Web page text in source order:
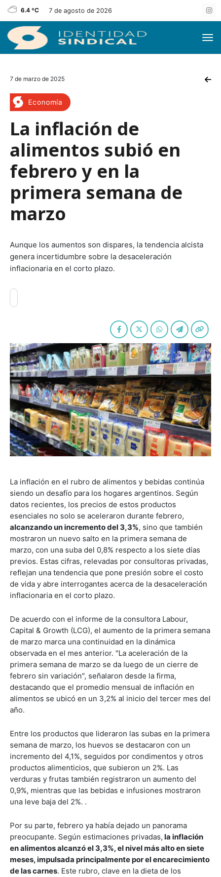
6.4 ºC 7 de agosto de 2026
7 de marzo de 2025
Economía
La inflación de
alimentos subió en
febrero y en la
primera semana de
marzo
Aunque los aumentos son dispares, la tendencia alcista
genera incertidumbre sobre la desaceleración
inflacionaria en el corto plazo.
La inflación en el rubro de alimentos y bebidas continúa
siendo un desafío para los hogares argentinos. Según
datos recientes, los precios de estos productos
esenciales no solo se aceleraron durante febrero,
alcanzando un incremento del 3,3%, sino que también
mostraron un nuevo salto en la primera semana de
marzo, con una suba del 0,8% respecto a los siete días
previos. Estas cifras, relevadas por consultoras privadas,
reflejan una tendencia que pone presión sobre el costo
de vida y abre interrogantes acerca de la desaceleración
inflacionaria en el corto plazo.
De acuerdo con el informe de la consultora Labour,
Capital & Growth (LCG), el aumento de la primera semana
de marzo marca una continuidad en la dinámica
observada en el mes anterior. "La aceleración de la
primera semana de marzo se da luego de un cierre de
febrero sin variación", señalaron desde la firma,
destacando que el promedio mensual de inflación en
alimentos se ubicó en un 3,2% al inicio del tercer mes del
año.
Entre los productos que lideraron las subas en la primera
semana de marzo, los huevos se destacaron con un
incremento del 4,1%, seguidos por condimentos y otros
productos alimenticios, que subieron un 2%. Las
verduras y frutas también registraron un aumento del
0,9%, mientras que las bebidas e infusiones mostraron
una leve baja del 2%. .
Por su parte, febrero ya había dejado un panorama
preocupante. Según estimaciones privadas, la inflación
en alimentos alcanzó el 3,3%, el nivel más alto en siete
meses, impulsada principalmente por el encarecimiento
de las carnes. Este rubro, clave en la dieta de los